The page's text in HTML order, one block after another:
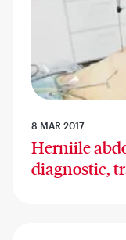
8 MAR 2017
Herniile
diagnostic,